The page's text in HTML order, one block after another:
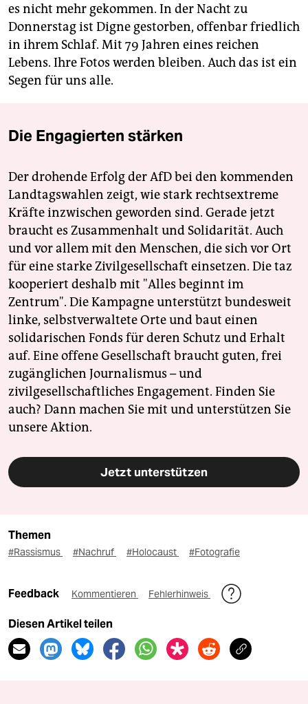
es nicht mehr gekommen. In der Nacht zu
Donnerstag ist Digne gestorben, offenbar friedlich
in ihrem Schlaf. Mit 79 Jahren eines reichen
Lebens. Ihre Fotos werden bleiben. Auch das ist ein
Segen für uns alle.
Die Engagierten stärken
Der drohende Erfolg der AfD bei den kommenden
Landtagswahlen zeigt, wie stark rechtsextreme
Kräfte inzwischen geworden sind. Gerade jetzt
braucht es Zusammenhalt und Solidarität. Auch
und vor allem mit den Menschen, die sich vor Ort
für eine starke Zivilgesellschaft einsetzen. Die taz
kooperiert deshalb mit "Alles beginnt im
Zentrum". Die Kampagne unterstützt bundesweit
linke, selbstverwaltete Orte und baut einen
solidarischen Fonds für deren Schutz und Erhalt
auf. Eine offene Gesellschaft braucht guten, frei
zugänglichen Journalismus – und
zivilgesellschaftliches Engagement. Finden Sie
auch? Dann machen Sie mit und unterstützen Sie
unsere Aktion.
Jetzt unterstützen
Themen
#Rassismus #Nachruf #Holocaust #Fotografie
Feedback Kommentieren Fehlerhinweis
Diesen Artikel teilen